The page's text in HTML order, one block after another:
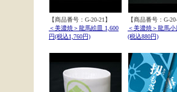
【商品番号：G-20-21】
＜美濃焼＞龍馬絵皿 1,600
円(税込1,760円)
【商品番号：G-
＜美濃焼＞龍馬小
(税込880円)